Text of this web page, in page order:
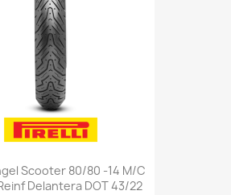
Scooter 80/80 -14 M/C
Delantera DOT 43/22